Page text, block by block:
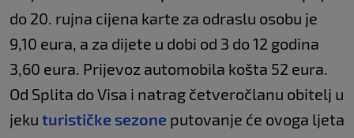
do 20. rujna cijena karte za odraslu osobu je
9,10 eura, a za dijete u dobi od 3 do 12 godina
3,60 eura. Prijevoz automobila košta 52 eura.
Od Splita do Visa i natrag četveročlanu obitelj u
jeku turističke sezone putovanje će ovoga ljeta